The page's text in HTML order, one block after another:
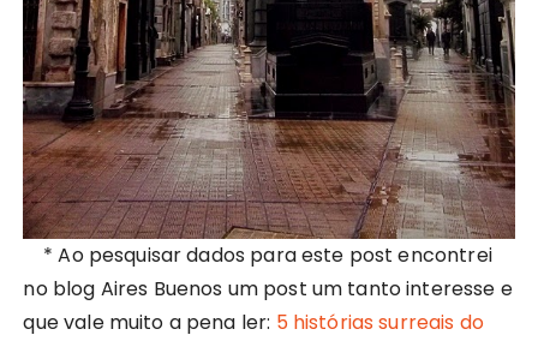
* Ao pesquisar dados para este post encontrei
no blog Aires Buenos um post um tanto interesse e
que vale muito a pena ler: 5 histórias surreais do